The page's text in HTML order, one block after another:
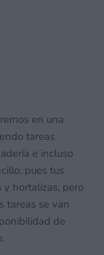
en una
tareas
e incluso
pues tus
hortalizas, pero
tareas se van
de